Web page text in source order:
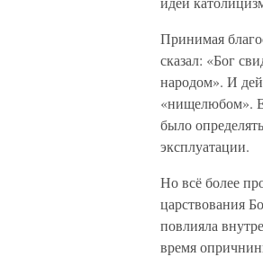
Принимая
сказал: «Бог
народом». И
«нищелюбом».
было
эксплуатации.
Но всё более
царствования
повлияла
время